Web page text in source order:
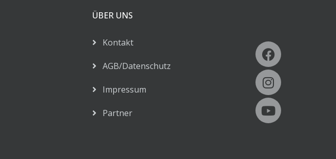
ÜBER UNS
Kontakt
AGB/Datenschutz
Impressum
Partner